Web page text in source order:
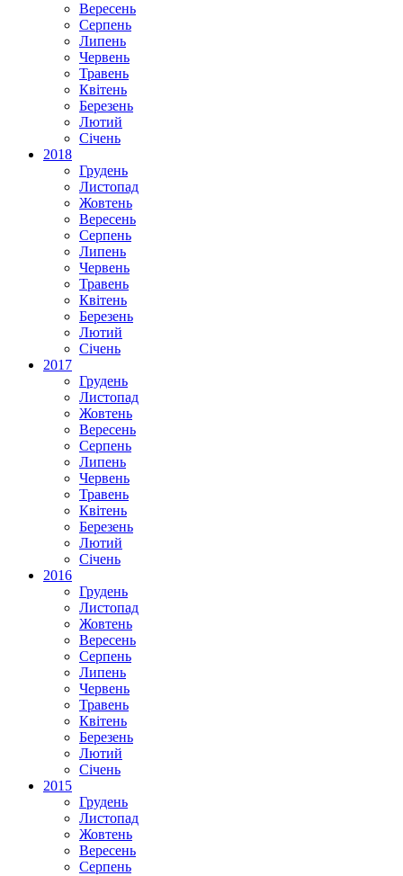
Вересень
Серпень
Липень
Червень
Травень
Квітень
Березень
Лютий
Січень
2018
Грудень
Листопад
Жовтень
Вересень
Серпень
Липень
Червень
Травень
Квітень
Березень
Лютий
Січень
2017
Грудень
Листопад
Жовтень
Вересень
Серпень
Липень
Червень
Травень
Квітень
Березень
Лютий
Січень
2016
Грудень
Листопад
Жовтень
Вересень
Серпень
Липень
Червень
Травень
Квітень
Березень
Лютий
Січень
2015
Грудень
Листопад
Жовтень
Вересень
Серпень